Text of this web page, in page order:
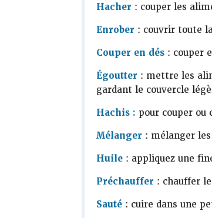
Hacher : couper les
Enrober : couvrir toute
Couper en dés : couper
Égoutter : mettre les
gardant le couvercle
Hachis : pour couper
Mélanger : mélanger
Huile : appliquez une
Préchauffer : chauffer
Sauté : cuire dans une